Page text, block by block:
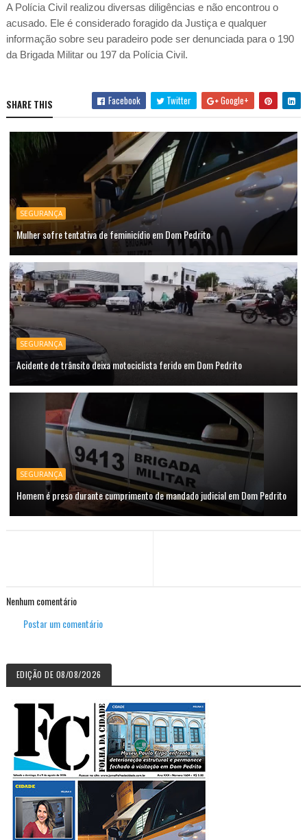
A Polícia Civil realizou diversas diligências e não encontrou o
acusado. Ele é considerado foragido da Justiça e qualquer
informação sobre seu paradeiro pode ser denunciada para o 190
da Brigada Militar ou 197 da Polícia Civil.
SHARE THIS Facebook Twitter Google+
SEGURANÇA
Mulher sofre tentativa de feminicídio em Dom Pedrito
SEGURANÇA
Acidente de trânsito deixa motociclista ferido em Dom Pedrito
SEGURANÇA
Homem é preso durante cumprimento de mandado judicial em Dom Pedrito
Nenhum comentário
Postar um comentário
EDIÇÃO DE 08/08/2026